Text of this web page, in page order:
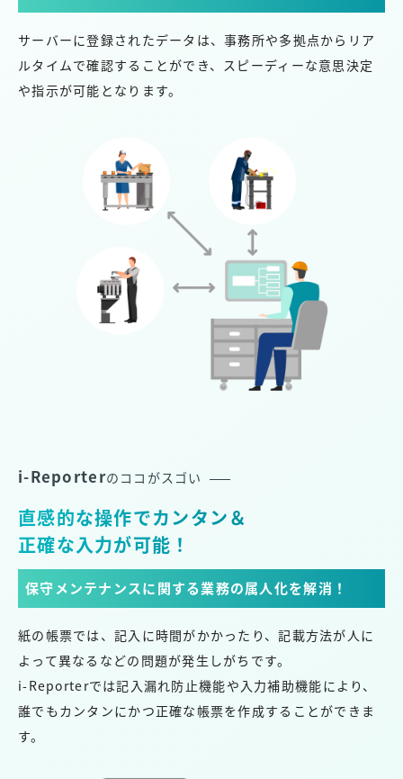
サーバーに登録されたデータは、事務所や多拠点からリア
ルタイムで確認することができ、スピーディーな意思決定
や指示が可能となります。
i-Reporterのココがスゴい
直感的な操作でカンタン＆
正確な入力が可能！
保守メンテナンスに関する業務の属人化を解消！
紙の帳票では、記入に時間がかかったり、記載方法が人に
よって異なるなどの問題が発生しがちです。
i-Reporterでは記入漏れ防止機能や入力補助機能により、
誰でもカンタンにかつ正確な帳票を作成することができま
す。